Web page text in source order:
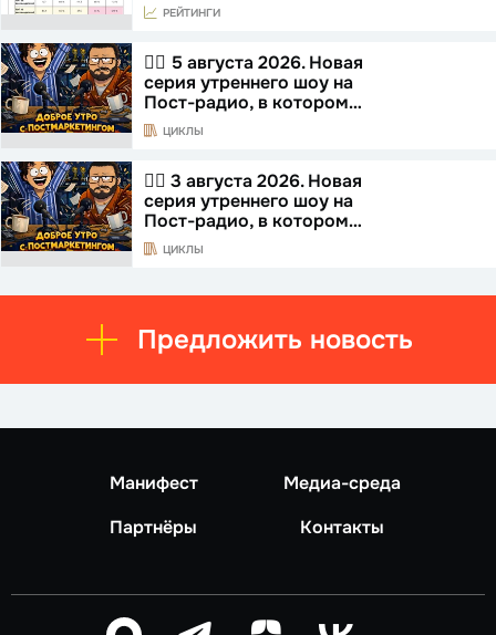
РЕЙТИНГИ
☝🏻 5 августа 2026. Новая
серия утреннего шоу на
Пост-радио, в котором…
ЦИКЛЫ
☝🏻 3 августа 2026. Новая
серия утреннего шоу на
Пост-радио, в котором…
ЦИКЛЫ
Предложить новость
Манифест
Медиа-среда
Партнёры
Контакты